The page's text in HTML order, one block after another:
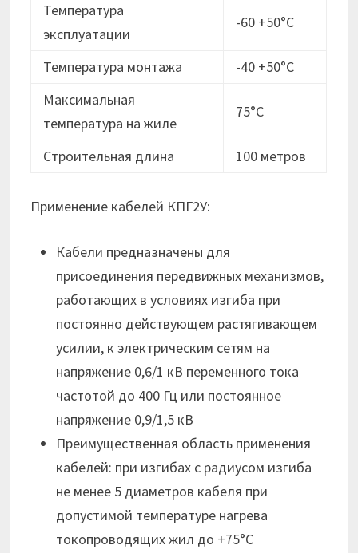
Температура
эксплуатации
-60 +50°С
Температура монтажа
-40 +50°С
Максимальная
температура на жиле
75°С
Строительная длина 100 метров
Применение кабелей КПГ2У:
Кабели предназначены для
присоединения передвижных механизмов,
работающих в условиях изгиба при
постоянно действующем растягивающем
усилии, к электрическим сетям на
напряжение 0,6/1 кВ переменного тока
частотой до 400 Гц или постоянное
напряжение 0,9/1,5 кВ
Преимущественная область применения
кабелей: при изгибах с радиусом изгиба
не менее 5 диаметров кабеля при
допустимой температуре нагрева
токопроводящих жил до +75°С